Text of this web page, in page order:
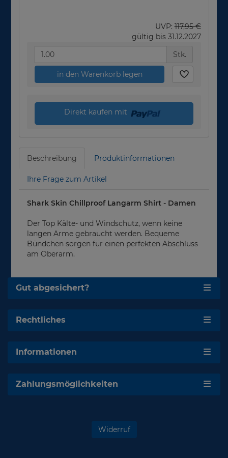
UVP:117,95 €
gültig bis 31.12.2027
Stk.
in den Warenkorb legen
Direkt kaufen mit
Beschreibung Produktinformationen
Ihre Frage zum Artikel
Shark Skin Chillproof Langarm Shirt - Damen
Der Top Kälte- und Windschutz, wenn keine
langen Arme gebraucht werden. Bequeme
Bündchen sorgen für einen perfekten Abschluss
am Oberarm.
Gut abgesichert?
Rechtliches
Informationen
Zahlungsmöglichkeiten
Widerruf